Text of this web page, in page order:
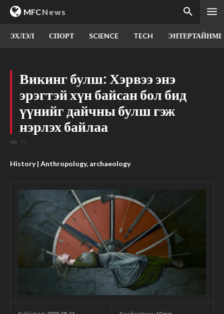
MFCNews
ЭХЛЭЛ СПОРТ SCIENCE TECH
Викинг булш: Хэрвээ энэ
эрэгтэй хүн байсан бол бид
үүнийг дайчны булш гэж
нэрлэх байлаа
75
History | Anthropology, archaeology